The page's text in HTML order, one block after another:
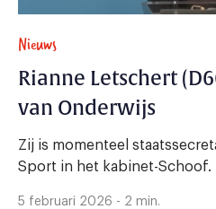
Nieuws
Rianne Letschert
van Onderwijs
Zij is momenteel
Sport in het kabinet-Schoof.
5 februari 2026 - 2 min.